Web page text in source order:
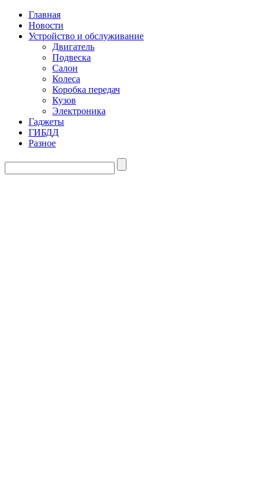
Главная
Новости
Устройство и обслуживание
Двигатель
Подвеска
Салон
Колеса
Коробка передач
Кузов
Электроника
Гаджеты
ГИБДД
Разное